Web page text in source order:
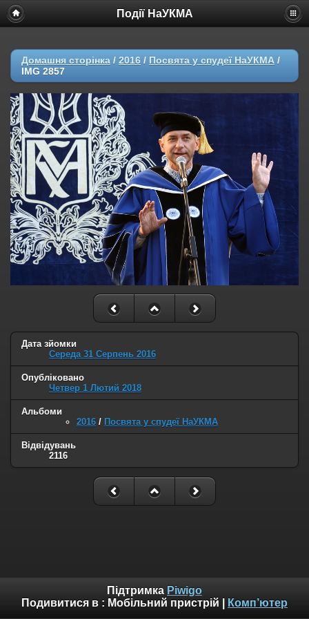
Події НаУКМА
Домашня сторінка / 2016 / Посвята у спудеї НаУКМА /
IMG 2857
Дата зйомки
Середа 31 Серпень 2016
Опубліковано
Четвер 1 Лютий 2018
Альбоми
2016 / Посвята у спудеї НаУКМА
Відвідувань
2116
Підтримка Piwigo
Подивитися в : Мобільний пристрій Комп’ютер